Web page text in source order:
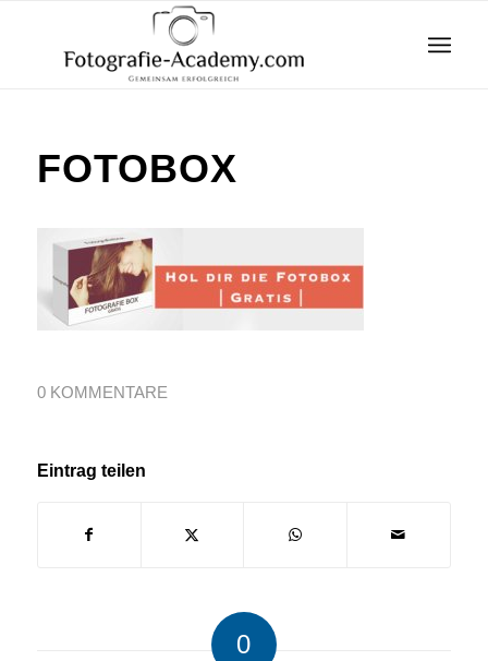
FOTOBOX
0 KOMMENTARE
Eintrag teilen
0